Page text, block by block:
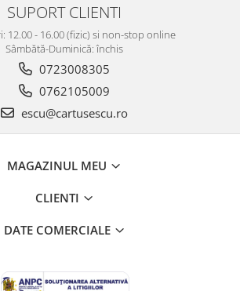
SUPORT CLIENTI
12.00 - 16.00 (fizic) si non-stop online
Sâmbătă-Duminică: închis
0723008305
0762105009
escu@cartusescu.ro
MAGAZINUL MEU
CLIENTI
DATE COMERCIALE